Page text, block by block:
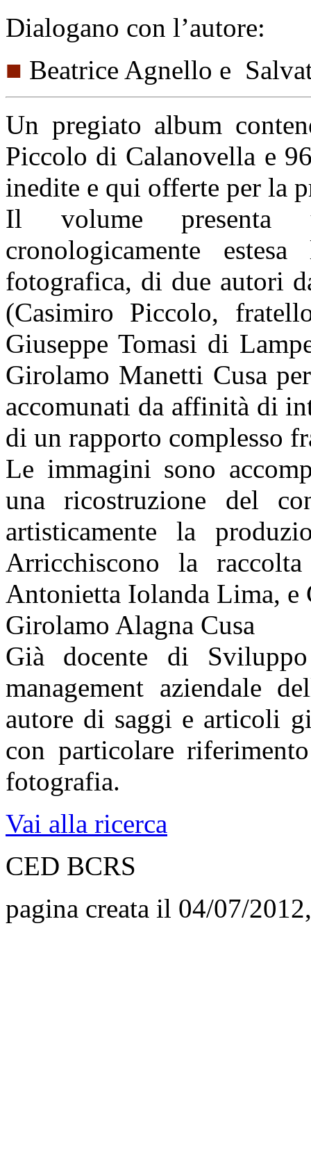
Dialogano con l’autore:
■ Beatrice Agnello e
Un pregiato album
Piccolo di Calanovella e
inedite e qui offerte per la
Il volume presenta
cronologicamente
fotografica, di due autori
(Casimiro Piccolo,
Giuseppe Tomasi di
Girolamo Manetti Cusa
accomunati da affinità di
di un rapporto complesso
Le immagini sono
una ricostruzione del
artisticamente la
Arricchiscono la
Antonietta Iolanda Lima, e
Girolamo Alagna Cusa
Già docente di
management aziendale
autore di saggi e articoli
con particolare
fotografia.
Vai alla ricerca
CED BCRS
pagina creata il 04/07/